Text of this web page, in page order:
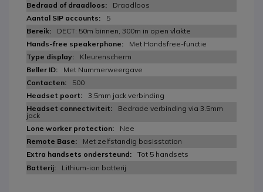
Draadloos
5
DECT: 50m binnen, 300m in open vlakte
Met Handsfree-functie
Kleurenscherm
Met Nummerweergave
500
3,5mm jack verbinding
Bedrade verbinding via 3.5mm
jack
Nee
Met zelfstandig basisstation
Tot 5 handsets
Lithium-ion batterij